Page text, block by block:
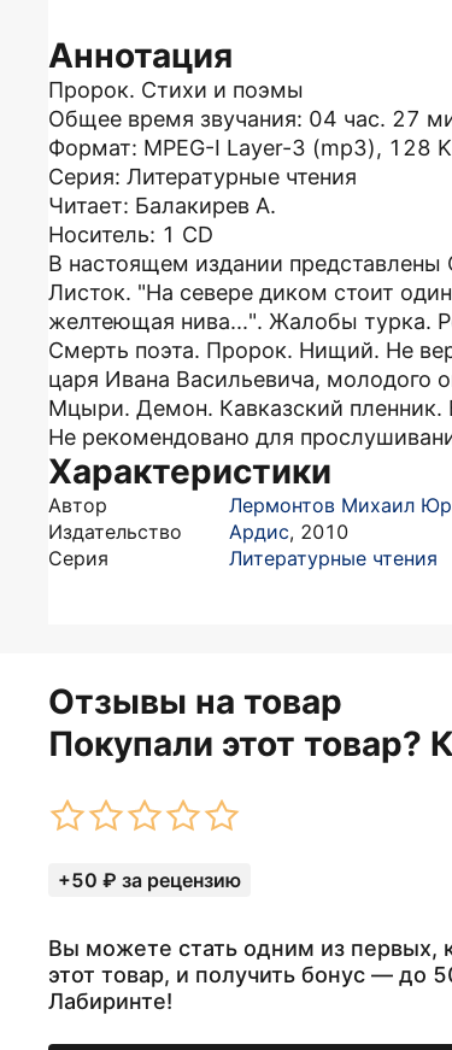
Аннотация
Пророк. Стихи и поэмы
Общее время звучания: 04 час. 27
Формат: MPEG-I Layer-3 (mp3), 128
Серия: Литературные чтения
Читает: Балакирев А.
Носитель: 1 CD
В настоящем издании
Листок. "На севере диком стоит
желтеющая нива...". Жалобы турка.
Смерть поэта. Пророк. Нищий. Не
царя Ивана Васильевича, молодого
Мцыри. Демон. Кавказский
Не рекомендовано для
Характеристики
Автор
Лермонтов Михаил
Издательство
Ардис, 2010
Серия
Литературные чтения
Отзывы на товар
Покупали этот товар?
+50 ₽ за рецензию
Вы можете стать одним из первых,
этот товар, и получить бонус — до
Лабиринте!